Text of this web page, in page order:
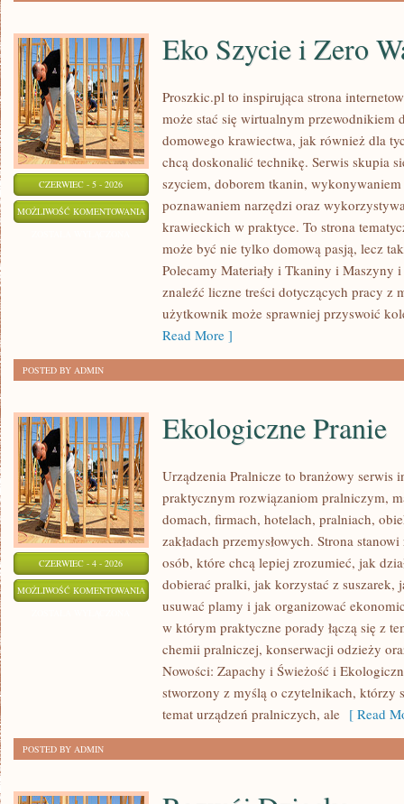
CZERWIEC - 5 - 2026
MOŻLIWOŚĆ KOMENTOWANIA
SZYCIE
ZERO
WASTE
Eko Szycie i Zero
Proszkic.pl to inspirująca strona
może stać się wirtualnym przewodnikiem
domowego krawiectwa, jak również dla
chcą doskonalić technikę. Serwis skupia
szyciem, doborem tkanin,
poznawaniem narzędzi oraz
krawieckich w praktyce. To strona
może być nie tylko domową pasją, lecz
Polecamy Materiały i Tkaniny i Maszyny
znaleźć liczne treści dotyczących pracy z
użytkownik może sprawniej przyswoić
Read More ]
POSTED BY ADMIN
CZERWIEC - 4 - 2026
MOŻLIWOŚĆ KOMENTOWANIA EKOLOGICZNE
PRANIE
Ekologiczne Pranie
Urządzenia Pralnicze to branżowy serwis
praktycznym rozwiązaniom pralniczym,
domach, firmach, hotelach, pralniach,
zakładach przemysłowych. Strona
osób, które chcą lepiej zrozumieć, jak
dobierać pralki, jak korzystać z suszarek,
usuwać plamy i jak organizować
w którym praktyczne porady łączą się z
chemii pralniczej, konserwacji odzieży
Nowości: Zapachy i Świeżość i
stworzony z myślą o czytelnikach, którzy
temat urządzeń pralniczych, ale [ Read
POSTED BY ADMIN